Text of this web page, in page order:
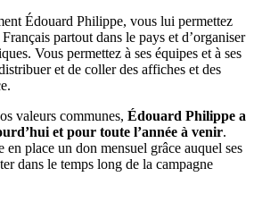
Édouard Philippe, vous lui permettez
partout dans le pays et d’organiser
Vous permettez à ses équipes et à ses
et de coller des affiches et des
valeurs communes, Édouard Philippe a
et pour toute l’année à venir.
en place un don mensuel grâce auquel ses
dans le temps long de la campagne